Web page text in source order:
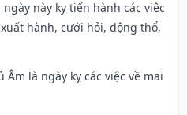
ngày này kỵ tiến hành các việc
hành, cưới hỏi, động thổ,
Âm là ngày kỵ các việc về mai